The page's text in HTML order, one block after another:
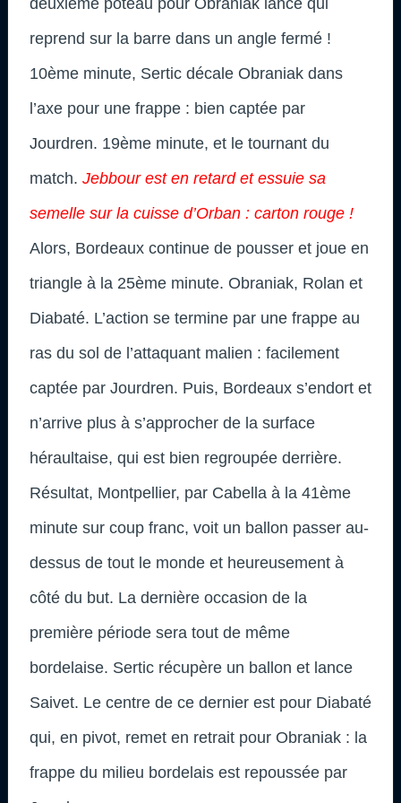
reprend sur la barre dans un angle fermé !
10ème minute, Sertic décale Obraniak dans
l’axe pour une frappe : bien captée par
Jourdren. 19ème minute, et le tournant du
match. Jebbour est en retard et essuie sa
semelle sur la cuisse d’Orban : carton rouge !
Alors, Bordeaux continue de pousser et joue en
triangle à la 25ème minute. Obraniak, Rolan et
Diabaté. L’action se termine par une frappe au
ras du sol de l’attaquant malien : facilement
captée par Jourdren. Puis, Bordeaux s’endort et
n’arrive plus à s’approcher de la surface
héraultaise, qui est bien regroupée derrière.
Résultat, Montpellier, par Cabella à la 41ème
minute sur coup franc, voit un ballon passer au-
dessus de tout le monde et heureusement à
côté du but. La dernière occasion de la
première période sera tout de même
bordelaise. Sertic récupère un ballon et lance
Saivet. Le centre de ce dernier est pour Diabaté
qui, en pivot, remet en retrait pour Obraniak : la
frappe du milieu bordelais est repoussée par